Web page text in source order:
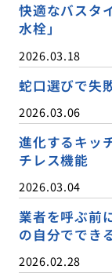
快適なバスタ
水栓」
2026.03.18
蛇口選びで失
2026.03.06
進化するキッ
チレス機能
2026.03.04
業者を呼ぶ前
の自分ででき
2026.02.28